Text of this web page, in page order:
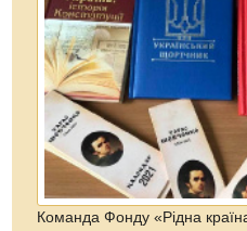
Команда Фонду «Рідна